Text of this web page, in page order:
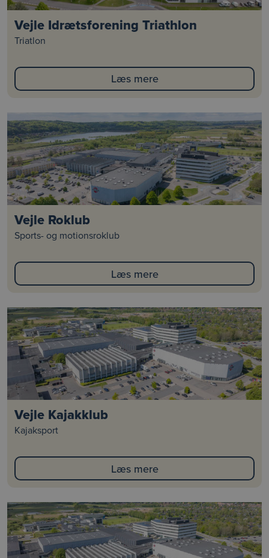
Vejle Idrætsforening Triathlon
Triatlon
Læs mere
Vejle Roklub
Sports- og motionsroklub
Læs mere
Vejle Kajakklub
Kajaksport
Læs mere